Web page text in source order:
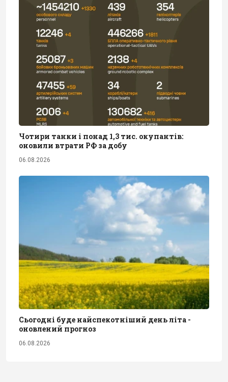
Чотири танки і понад 1,3 тис. окупантів:
оновили втрати РФ за добу
06.08.2026
Сьогодні буде найспекотніший день літа -
оновлений прогноз
06.08.2026